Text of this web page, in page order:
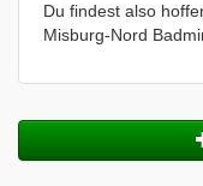
Du findest also
Misburg-Nord